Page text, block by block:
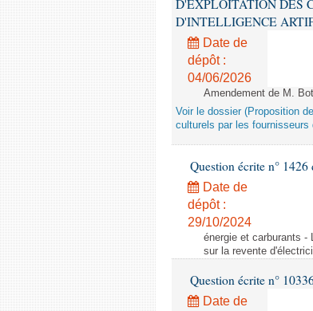
D'EXPLOITATION DES
D'INTELLIGENCE
Date de
dépôt :
04/06/2026
Amendement de M.
Voir le dossier (Proposition
culturels par les fournisseurs
Question écrite n°
Date de
dépôt :
29/10/2024
énergie et carburants -
sur la revente
Question écrite n°
Date de